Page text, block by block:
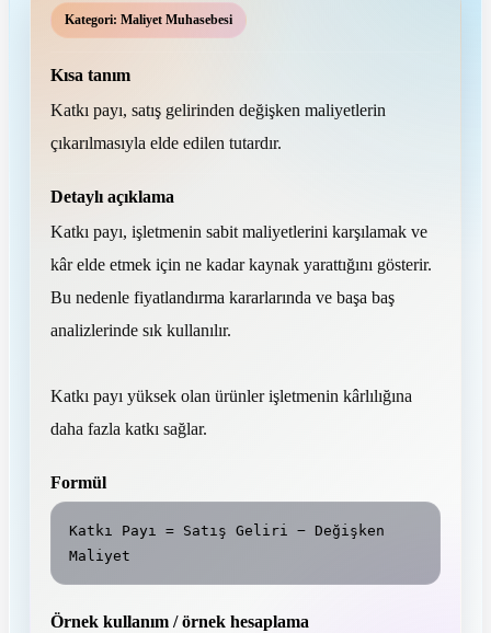
Kategori: Maliyet Muhasebesi
Kısa tanım
Katkı payı, satış gelirinden değişken maliyetlerin
çıkarılmasıyla elde edilen tutardır.
Detaylı açıklama
Katkı payı, işletmenin sabit maliyetlerini karşılamak ve
kâr elde etmek için ne kadar kaynak yarattığını gösterir.
Bu nedenle fiyatlandırma kararlarında ve başa baş
analizlerinde sık kullanılır.
Katkı payı yüksek olan ürünler işletmenin kârlılığına
daha fazla katkı sağlar.
Formül
Katkı Payı = Satış Geliri − Değişken
Maliyet
Örnek kullanım / örnek hesaplama